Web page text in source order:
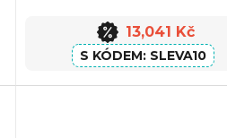
13,041 Kč
SLEVA10